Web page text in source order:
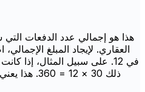
هذا هو إجمالي عدد الدفعات
العقاري. لإيجاد المبلغ